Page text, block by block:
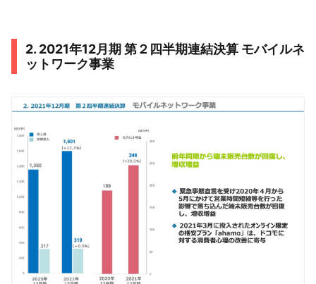
2. 2021年12月期 第２四半期連結決算 モバイルネ
ットワーク事業